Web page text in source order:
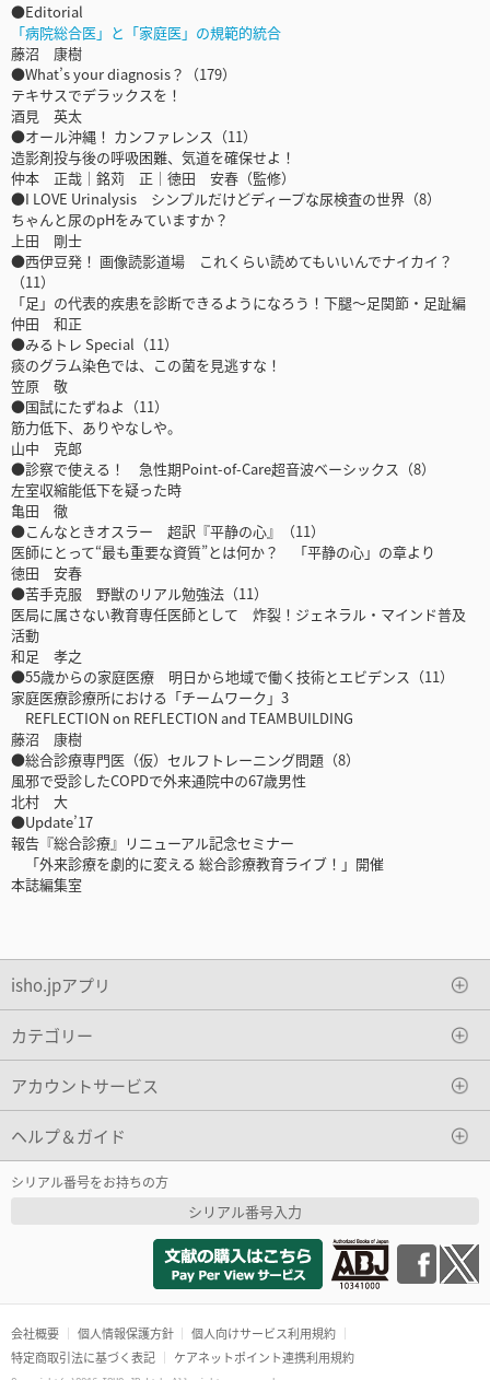
●Editorial
「病院総合医」と「家庭医」の規範的統合
藤沼 康樹
●What’s your diagnosis？（179）
テキサスでデラックスを！
酒見 英太
●オール沖縄！ カンファレンス（11）
造影剤投与後の呼吸困難、気道を確保せよ！
仲本 正哉｜銘苅 正｜徳田 安春（監修）
●I LOVE Urinalysis シンプルだけどディープな尿検査の世界（8）
ちゃんと尿のpHをみていますか？
上田 剛士
●西伊豆発！ 画像読影道場 これくらい読めてもいいんでナイカイ？
（11）
「足」の代表的疾患を診断できるようになろう！下腿～足関節・足趾編
仲田 和正
●みるトレ Special（11）
痰のグラム染色では、この菌を見逃すな！
笠原 敬
●国試にたずねよ（11）
筋力低下、ありやなしや。
山中 克郎
●診察で使える！ 急性期Point-of-Care超音波ベーシックス（8）
左室収縮能低下を疑った時
亀田 徹
●こんなときオスラー 超訳『平静の心』（11）
医師にとって“最も重要な資質”とは何か？ 「平静の心」の章より
徳田 安春
●苦手克服 野獣のリアル勉強法（11）
医局に属さない教育専任医師として 炸裂！ジェネラル・マインド普及
活動
和足 孝之
●55歳からの家庭医療 明日から地域で働く技術とエビデンス（11）
家庭医療診療所における「チームワーク」3
REFLECTION on REFLECTION and TEAMBUILDING
藤沼 康樹
●総合診療専門医（仮）セルフトレーニング問題（8）
風邪で受診したCOPDで外来通院中の67歳男性
北村 大
●Update’17
報告『総合診療』リニューアル記念セミナー
「外来診療を劇的に変える 総合診療教育ライブ！」開催
本誌編集室
isho.jpアプリ
カテゴリー
アカウントサービス
ヘルプ＆ガイド
シリアル番号をお持ちの方
シリアル番号入力
会社概要 個人情報保護方針
個人向けサービス利用規約
特定商取引法に基づく表記
ケアネットポイント連携利用規約